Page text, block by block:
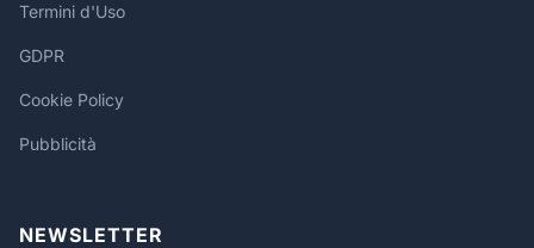
Termini d'Uso
GDPR
Cookie Policy
Pubblicità
NEWSLETTER